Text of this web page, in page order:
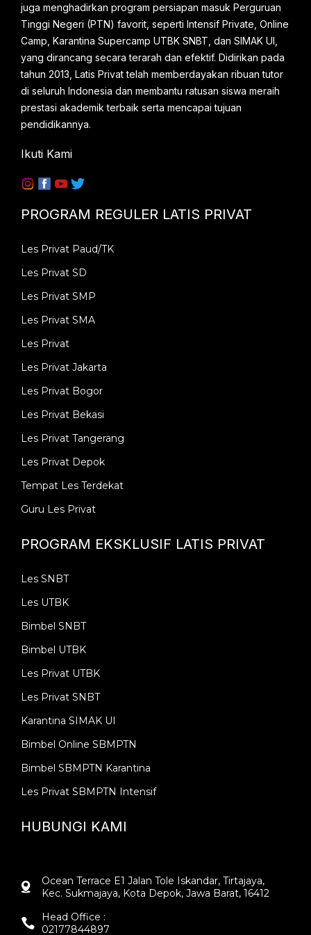
depok da...
juga menghadirkan program persiapan masuk Perguruan
Tinggi Negeri (PTN) favorit, seperti Intensif Private, Online
Camp, Karantina Supercamp UTBK SNBT, dan SIMAK UI,
yang dirancang secara terarah dan efektif. Didirikan pada
tahun 2013, Latis Privat telah memberdayakan ribuan tutor
di seluruh Indonesia dan membantu ratusan siswa meraih
prestasi akademik terbaik serta mencapai tujuan
pendidikannya.
Ikuti Kami
PROGRAM REGULER LATIS PRIVAT
Les Privat Paud/TK
Les Privat SD
Les Privat SMP
Les Privat SMA
Les Privat
Les Privat Jakarta
Les Privat Bogor
Les Privat Bekasi
Les Privat Tangerang
Les Privat Depok
Tempat Les Terdekat
Guru Les Privat
PROGRAM EKSKLUSIF LATIS PRIVAT
Les SNBT
Les UTBK
Bimbel SNBT
Bimbel UTBK
Les Privat UTBK
Les Privat SNBT
Karantina SIMAK UI
Bimbel Online SBMPTN
Bimbel SBMPTN Karantina
Les Privat SBMPTN Intensif
HUBUNGI KAMI
Ocean Terrace E1 Jalan Tole Iskandar, Tirtajaya,
Kec. Sukmajaya, Kota Depok, Jawa Barat, 16412
Head Office :
02177844897